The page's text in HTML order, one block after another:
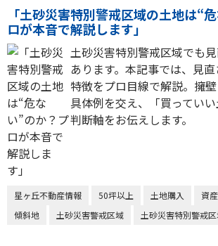
「土砂災害特別警戒区域の土地は“
ロが本音で解説します」
土砂災害特別警戒区域でも
あります。本記事では、見
特徴をプロ目線で解説。擁
具体例を交え、「買ってい
判断軸をお伝えします。
星ヶ丘不動産情報 50坪以上 土地購入 資
傾斜地
土砂災害警戒区域 土砂災害特別警戒